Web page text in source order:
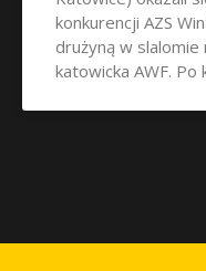
konkurencji AZS
drużyną w slalomie
katowicka AWF. Po